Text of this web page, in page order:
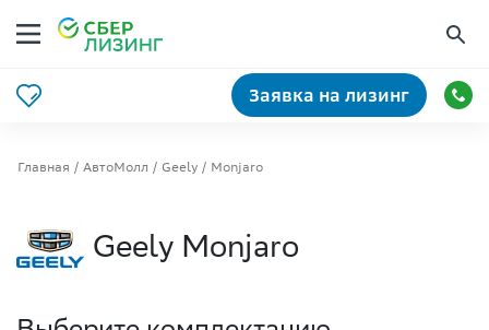
Заявка на лизинг
Главная АвтоМолл Geely Monjaro
Geely Monjaro